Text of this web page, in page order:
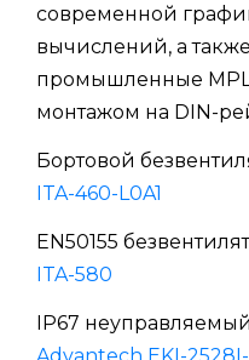
современной
вычислений, а
промышленные
монтажом на DIN-
Бортовой
ITA-460-L0A1
EN50155
ITA-580
IP67
Advantech EKI-2528I-